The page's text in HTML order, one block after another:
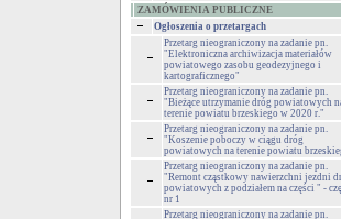
ZAMÓWIENIA PUBLICZNE
Ogłoszenia o przetargach
Przetarg nieograniczony na zadanie pn.
"Elektroniczna archiwizacja materiałów
powiatowego zasobu geodezyjnego i
kartograficznego"
Przetarg nieograniczony na zadanie pn.
"Bieżące utrzymanie dróg powiatowych
terenie powiatu brzeskiego w 2020 r."
Przetarg nieograniczony na zadanie pn.
"Koszenie poboczy w ciągu dróg
powiatowych na terenie powiatu
Przetarg nieograniczony na zadanie pn.
"Remont cząstkowy nawierzchni jezdni
powiatowych z podziałem na części " -
nr 1
Przetarg nieograniczony na zadanie pn.